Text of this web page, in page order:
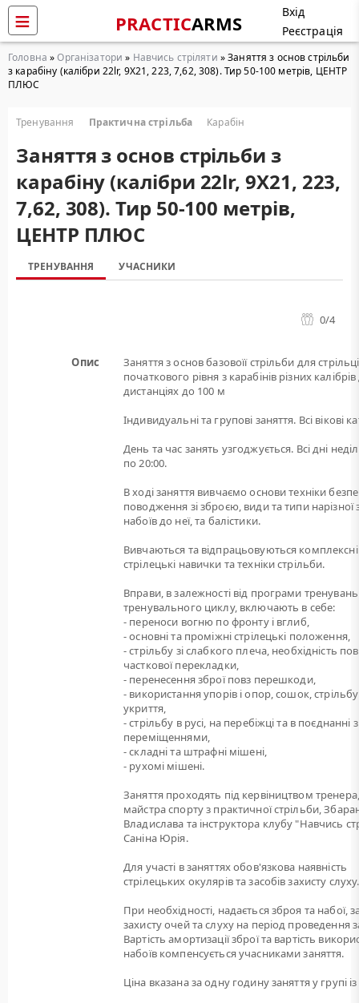
PRACTICARMS
Вхід
Реєстрація
Головна »Організатори » Навчись стріляти » Заняття з основ стрільби
з карабіну (калібри 22lr, 9Х21, 223, 7,62, 308). Тир 50-100 метрів, ЦЕНТР
ПЛЮС
Тренування Практична стрільба Карабін
Заняття з основ стрільби з
карабіну (калібри 22lr, 9Х21, 223,
7,62, 308). Тир 50-100 метрів,
ЦЕНТР ПЛЮС
ТРЕНУВАННЯ УЧАСНИКИ
0/4
Опис
Заняття з основ базовоїї стрільби для
початкового рівня з карабінів різних
дистанціях до 100 м
Індивидуальні та групові заняття. Всі вікові
День та час занять узгоджується. Всі дні
по 20:00.
В ході заняття вивчаємо основи техніки
поводження зі зброєю, види та типи нарізної
набоїв до неї, та балістики.
Вивчаються та відпрацьовуються комплексні
стрілецькі навички та техніки стрільби.
Вправи, в залежності від програми
тренувального циклу, включають в себе:
- переноси вогню по фронту і вглиб,
- основні та проміжні стрілецькі положення,
- стрільбу зі слабкого плеча, необхідність
часткової перекладки,
- перенесення зброї повз перешкоди,
- використання упорів і опор, сошок,
укриття,
- стрільбу в русі, на перебіжці та в поєднанні з
переміщеннями,
- складні та штрафні мішені,
- рухомі мішені.
Заняття проходять під кервіництвом
майстра спорту з практичної стрільби,
Владислава та інструктора клубу "Навчись
Саніна Юрія.
Для участі в заняттях обов'язкова наявність
стрілецьких окулярів та засобів захисту слуху.
При необхідності, надається зброя та набої,
захисту очей та слуху на період проведення
Вартість амортизації зброї та вартість
набоїв компенсується учасниками заняття.
Ціна вказана за одну годину заняття у групі із